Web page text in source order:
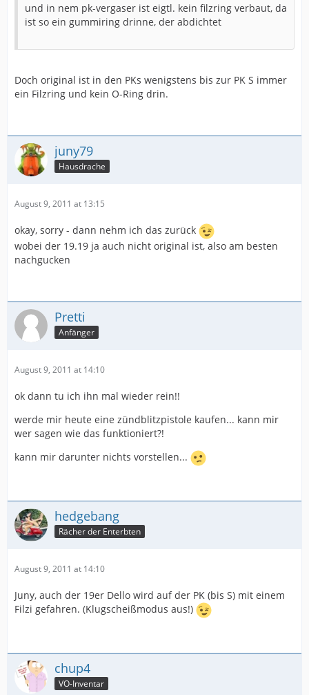
und in nem pk-vergaser ist eigtl. kein filzring verbaut, da
ist so ein gummiring drinne, der abdichtet
Doch original ist in den PKs wenigstens bis zur PK S immer
ein Filzring und kein O-Ring drin.
juny79
Hausdrache
August 9, 2011 at 13:15
okay, sorry - dann nehm ich das zurück
wobei der 19.19 ja auch nicht original ist, also am besten
nachgucken
Pretti
Anfänger
August 9, 2011 at 14:10
ok dann tu ich ihn mal wieder rein!!
werde mir heute eine zündblitzpistole kaufen... kann mir
wer sagen wie das funktioniert?!
kann mir darunter nichts vorstellen...
hedgebang
Rächer der Enterbten
August 9, 2011 at 14:10
Juny, auch der 19er Dello wird auf der PK (bis S) mit einem
Filzi gefahren. (Klugscheißmodus aus!)
chup4
VO-Inventar